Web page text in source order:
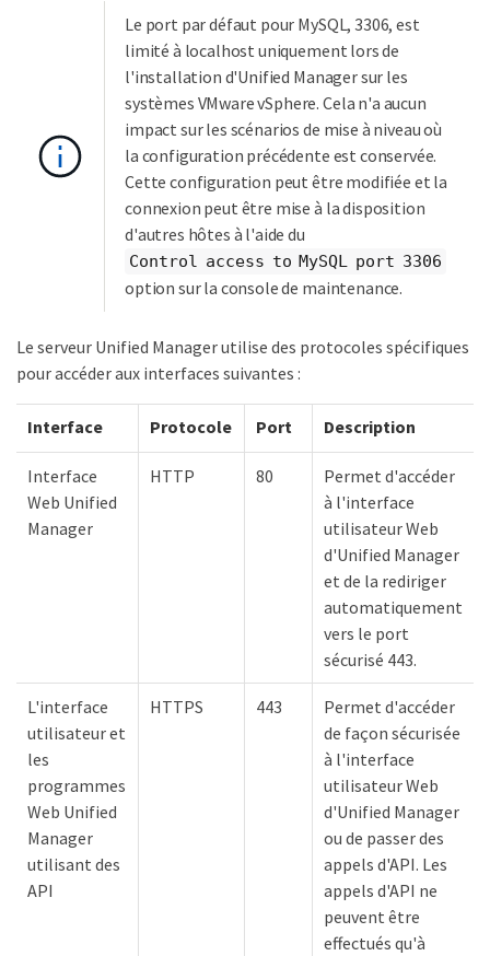
Le port par défaut pour MySQL, 3306, est
limité à localhost uniquement lors de
l'installation d'Unified Manager sur les
systèmes VMware vSphere. Cela n'a aucun
impact sur les scénarios de mise à niveau où
la configuration précédente est conservée.
Cette configuration peut être modifiée et la
connexion peut être mise à la disposition
d'autres hôtes à l'aide du
Control access to MySQL port 3306
option sur la console de maintenance.
Le serveur Unified Manager utilise des protocoles spécifiques
pour accéder aux interfaces suivantes :
Interface Protocole Port Description
Interface
Web Unified
Manager
HTTP 80
Permet d'accéder
à l'interface
utilisateur Web
d'Unified Manager
et de la rediriger
automatiquement
vers le port
sécurisé 443.
L'interface
utilisateur et
les
programmes
Web Unified
Manager
utilisant des
API
HTTPS 443
Permet d'accéder
de façon sécurisée
à l'interface
utilisateur Web
d'Unified Manager
ou de passer des
appels d'API. Les
appels d'API ne
peuvent être
effectués qu'à